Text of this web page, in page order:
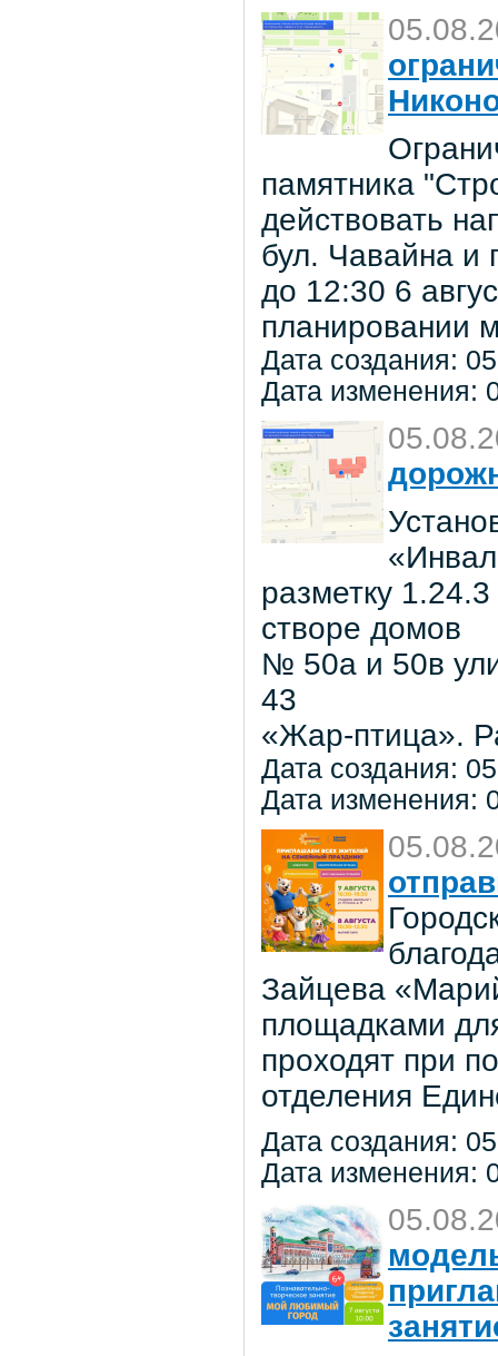
памятника
действовать
бул. Чавайна и
до 12:30 6
планировании
Дата создания:
Дата изменения:
разметку
створе домов
№ 50а и 50в
43
«Жар-птица».
Дата создания:
Дата изменения:
Зайцева
площадками
проходят при
отделения
Дата создания:
Дата изменения: